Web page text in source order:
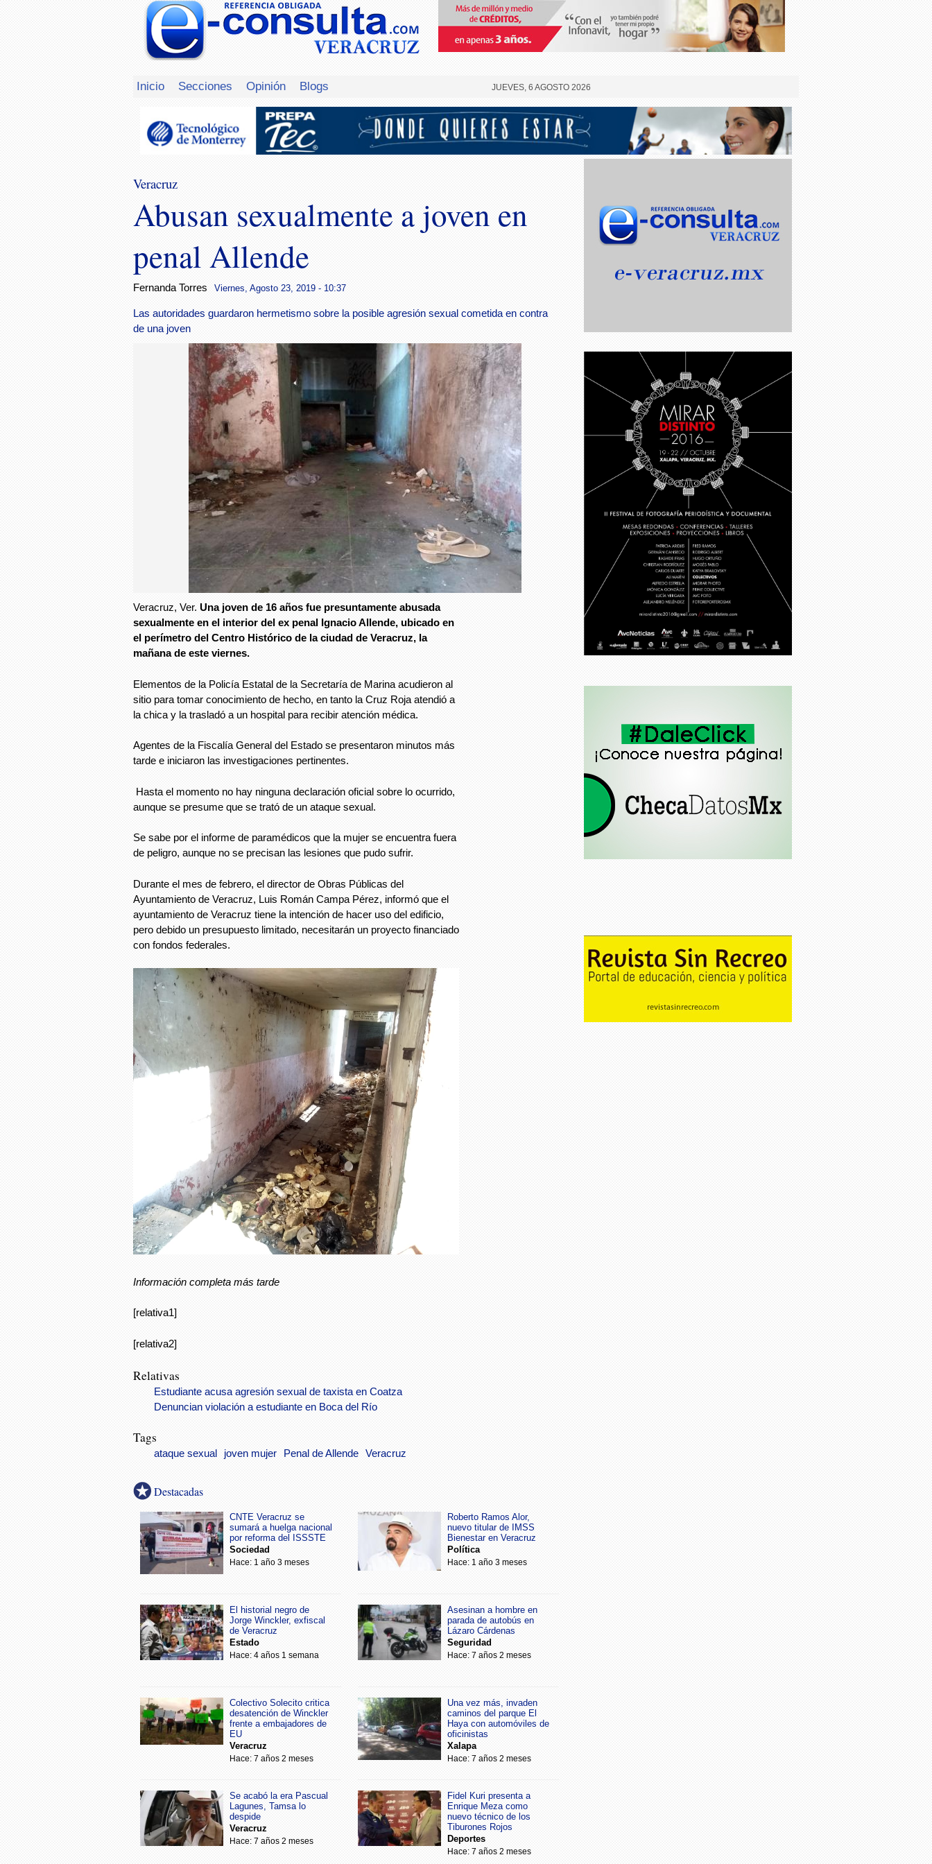
Inicio Secciones Opinión Blogs JUEVES, 6 AGOSTO 2026
Veracruz
Abusan sexualmente a joven en
penal Allende
Fernanda Torres Viernes, Agosto 23, 2019 - 10:37
Las autoridades guardaron hermetismo sobre la posible agresión sexual cometida en contra
de una joven
Veracruz, Ver. Una joven de 16 años fue presuntamente abusada
sexualmente en el interior del ex penal Ignacio Allende, ubicado en
el perímetro del Centro Histórico de la ciudad de Veracruz, la
mañana de este viernes.
Elementos de la Policía Estatal de la Secretaría de Marina acudieron al
sitio para tomar conocimiento de hecho, en tanto la Cruz Roja atendió a
la chica y la trasladó a un hospital para recibir atención médica.
Agentes de la Fiscalía General del Estado se presentaron minutos más
tarde e iniciaron las investigaciones pertinentes.
Hasta el momento no hay ninguna declaración oficial sobre lo ocurrido,
aunque se presume que se trató de un ataque sexual.
Se sabe por el informe de paramédicos que la mujer se encuentra fuera
de peligro, aunque no se precisan las lesiones que pudo sufrir.
Durante el mes de febrero, el director de Obras Públicas del
Ayuntamiento de Veracruz, Luis Román Campa Pérez, informó que el
ayuntamiento de Veracruz tiene la intención de hacer uso del edificio,
pero debido un presupuesto limitado, necesitarán un proyecto financiado
con fondos federales.
Información completa más tarde
[relativa1]
[relativa2]
Relativas
Estudiante acusa agresión sexual de taxista en Coatza
Denuncian violación a estudiante en Boca del Río
Tags
ataque sexual joven mujer Penal de Allende Veracruz
Destacadas
CNTE Veracruz se
sumará a huelga nacional
por reforma del ISSSTE
Sociedad
Hace: 1 año 3 meses
Roberto Ramos Alor,
nuevo titular de IMSS
Bienestar en Veracruz
Política
Hace: 1 año 3 meses
El historial negro de
Jorge Winckler, exfiscal
de Veracruz
Estado
Hace: 4 años 1 semana
Asesinan a hombre en
parada de autobús en
Lázaro Cárdenas
Seguridad
Hace: 7 años 2 meses
Colectivo Solecito critica
desatención de Winckler
frente a embajadores de
EU
Veracruz
Hace: 7 años 2 meses
Una vez más, invaden
caminos del parque El
Haya con automóviles de
oficinistas
Xalapa
Hace: 7 años 2 meses
Se acabó la era Pascual
Lagunes, Tamsa lo
despide
Veracruz
Hace: 7 años 2 meses
Fidel Kuri presenta a
Enrique Meza como
nuevo técnico de los
Tiburones Rojos
Deportes
Hace: 7 años 2 meses